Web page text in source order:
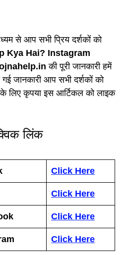
से आप सभी प्रिय दर्शकों को
Kya Hai? Instagram
की पूरी जानकारी हमें
गई जानकारी आप सभी दर्शकों को
लिए कृपया इस आर्टिकल को लाइक
लिंक
Click Here
Click Here
Click Here
Click Here